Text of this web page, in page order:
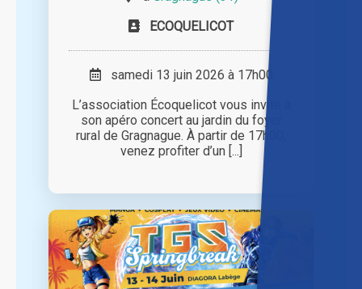
ECOQUELICOT
samedi 13 juin 2026 à 17h00
L’association Écoquelicot vous invite à
son apéro concert au jardin du foyer
rural de Gragnague. À partir de 17h00,
venez profiter d’un [...]